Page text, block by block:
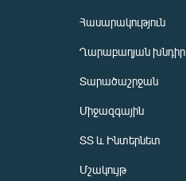
Հասարակություն
Ղարաբաղյան խնդիր
Տարածաշրջան
Միջազգային
ՏՏ և Ինտերնետ
Մշակույթ